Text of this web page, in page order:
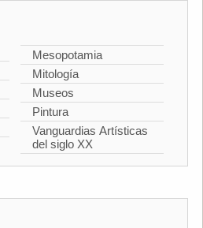
Mesopotamia
Mitología
Museos
Pintura
Vanguardias Artísticas
del siglo XX